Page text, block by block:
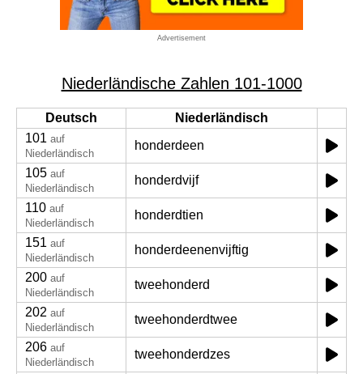
Advertisement
Niederländische Zahlen 101-1000
Deutsch
Niederländisch
101 auf
Niederländisch
honderdeen
105 auf
Niederländisch
honderdvijf
110 auf
Niederländisch
honderdtien
151 auf
Niederländisch
honderdeenenvijftig
200 auf
Niederländisch
tweehonderd
202 auf
Niederländisch
tweehonderdtwee
206 auf
Niederländisch
tweehonderdzes